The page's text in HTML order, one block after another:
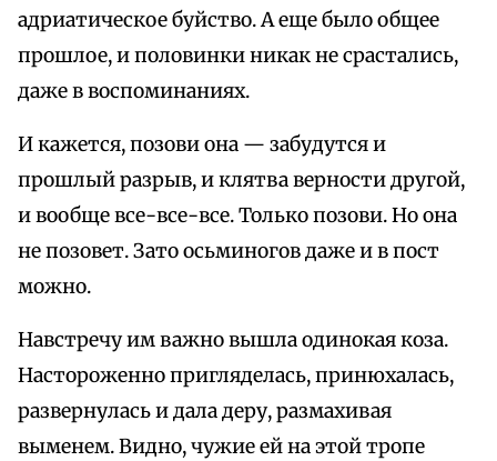
адриатическое буйство. А еще было общее
прошлое, и половинки никак не срастались,
даже в воспоминаниях.
И кажется, позови она — забудутся и
прошлый разрыв, и клятва верности другой,
и вообще все-все-все. Только позови. Но она
не позовет. Зато осьминогов даже и в пост
можно.
Навстречу им важно вышла одинокая коза.
Настороженно пригляделась, принюхалась,
развернулась и дала деру, размахивая
выменем. Видно, чужие ей на этой тропе